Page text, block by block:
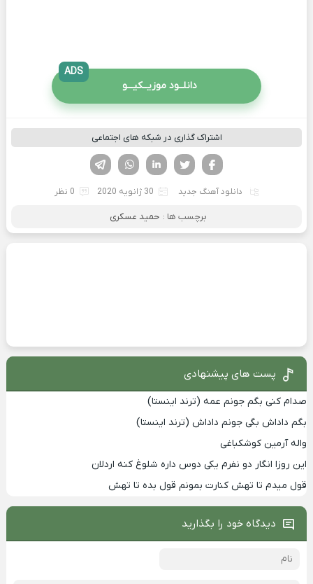
دانلــود موزیــکیـــو
ADS
اشتراک گذاری در شبکه های اجتماعی
لینکدین تویتر
فیسوک
دانلود آهنگ جدید 30 ژانویه 2020 0 نظر
برچسب ها : حمید عسکری
پست های پیشنهادی
صدام کنی بگم جونم عمه (ترند اینستا)
بگم داداش بگی جونم داداش (ترند اینستا)
واله آرمین کوشکباغی
این روزا انگار دو نفرم یکی دوس داره شلوغ کنه اردلان
قول میدم تا تهش کنارت بمونم قول بده تا تهش
دیدگاه خود را بگذارید